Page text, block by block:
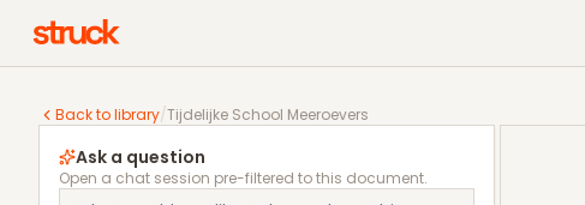
Back to library/Tijdelijke School Meeroevers
Tijdelijke School Meeroevers
Ask a question
Open a chat session pre-filtered to this document.